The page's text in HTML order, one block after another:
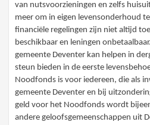
van nutsvoorzieningen en zelfs
meer om in eigen levensonderhoud
financiële regelingen zijn niet altijd
beschikbaar en leningen
gemeente Deventer kan helpen in
steun bieden in de eerste
Noodfonds is voor iedereen, die als
gemeente Deventer en bij
geld voor het Noodfonds wordt
andere geloofsgemeenschappen uit